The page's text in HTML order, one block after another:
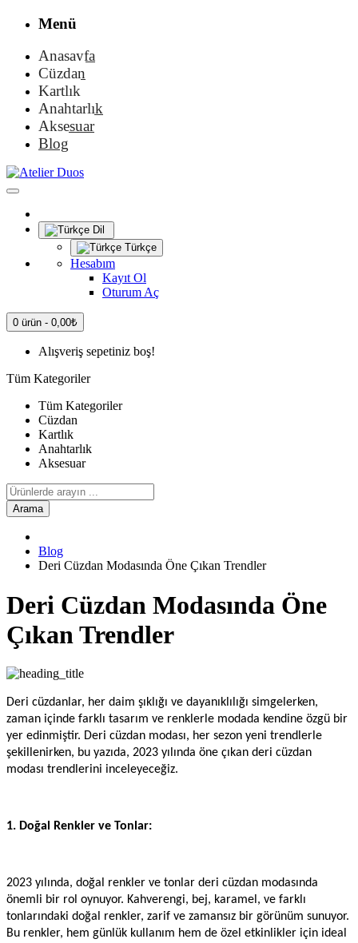
Menü
Anasayfa
Cüzdan
Kartlık
Anahtarlık
Aksesuar
Blog
Dil
Türkçe
Hesabım
Kayıt Ol
Oturum Aç
0 ürün - 0,00₺
Alışveriş sepetiniz boş!
Tüm Kategoriler
Tüm Kategoriler
Cüzdan
Kartlık
Anahtarlık
Aksesuar
Arama
Blog
Deri Cüzdan Modasında Öne Çıkan Trendler
Deri Cüzdan Modasında Öne
Çıkan Trendler
Deri cüzdanlar, her daim şıklığı ve dayanıklılığı simgelerken,
zaman içinde farklı tasarım ve renklerle modada kendine özgü bir
yer edinmiştir. Deri cüzdan modası, her sezon yeni trendlerle
şekillenirken, bu yazıda, 2023 yılında öne çıkan deri cüzdan
modası trendlerini inceleyeceğiz.
1. Doğal Renkler ve Tonlar:
2023 yılında, doğal renkler ve tonlar deri cüzdan modasında
önemli bir rol oynuyor. Kahverengi, bej, karamel, ve farklı
tonlarındaki doğal renkler, zarif ve zamansız bir görünüm sunuyor.
Bu renkler, hem günlük kullanım hem de özel etkinlikler için ideal